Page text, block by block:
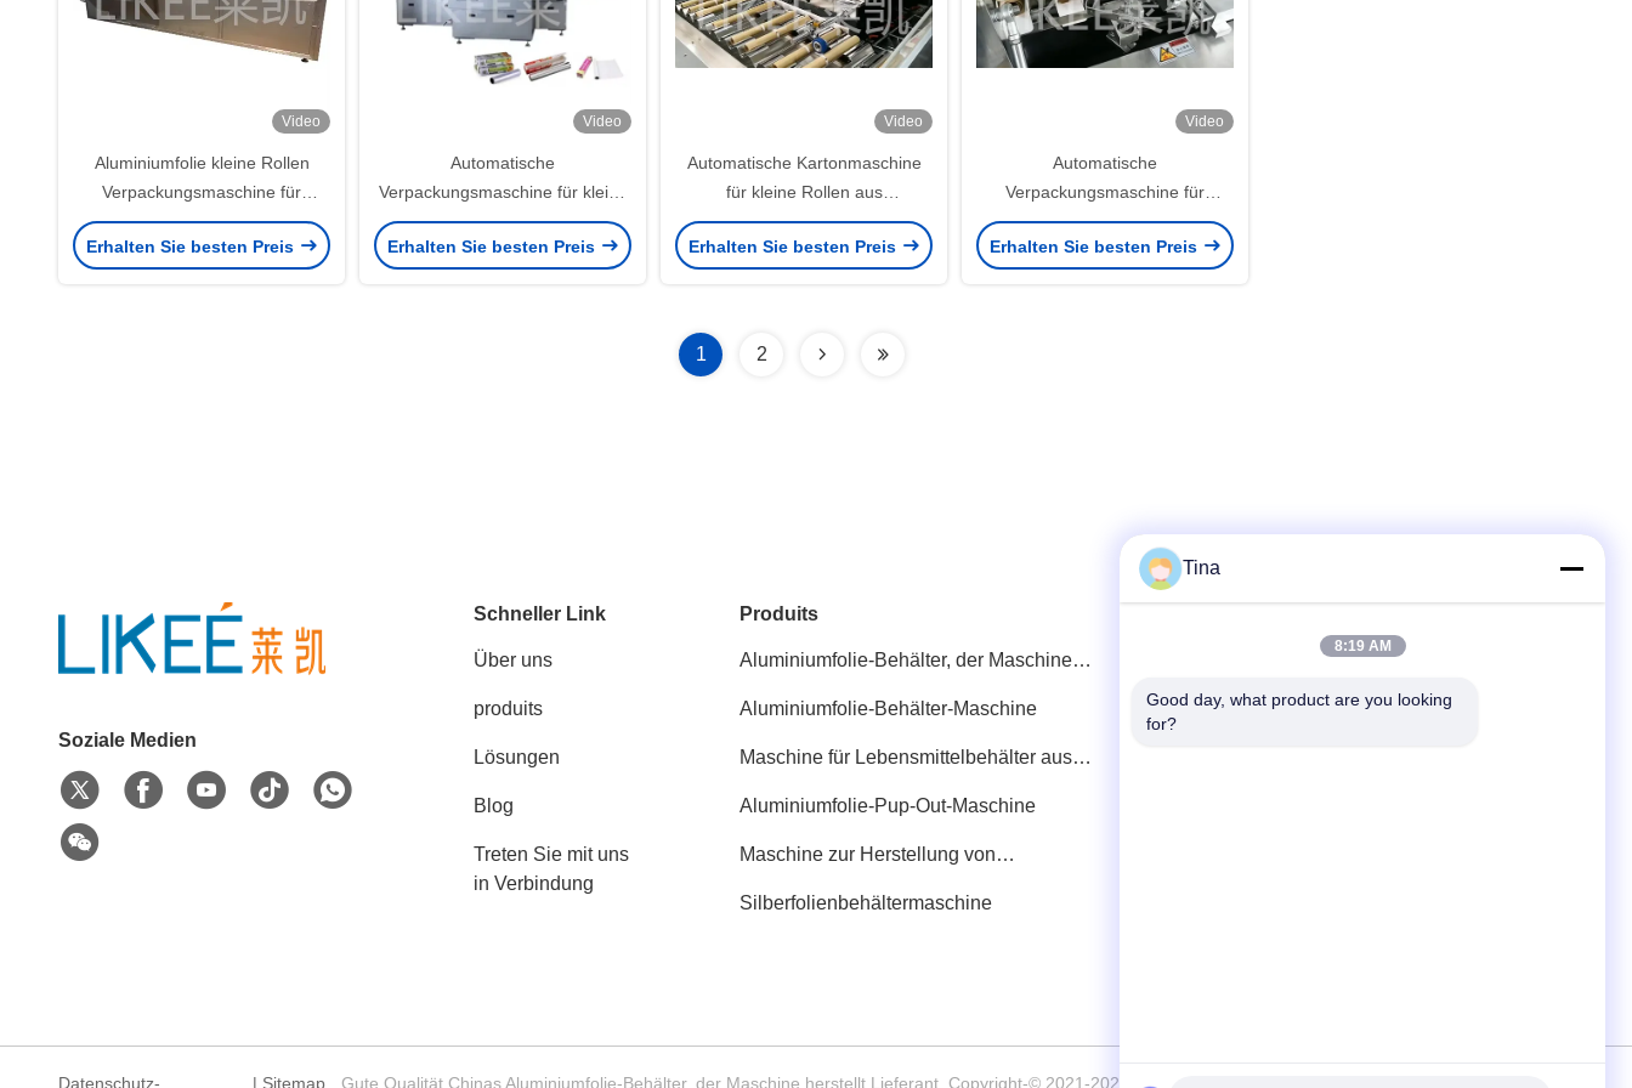
Video
Aluminiumfolie kleine Rollen
Verpackungsmaschine für
Weißkarton 60 Kisten/min
Erhalten Sie besten Preis
Video
Automatische
Verpackungsmaschine für kleine
Folien-Rollboxen für weißes
Karton mit einer Fläche von 360
Erhalten Sie besten Preis
Video
Automatische Kartonmaschine
für kleine Rollen aus
Aluminiumfolie
Erhalten Sie besten Preis
Video
Automatische
Verpackungsmaschine für
Aluminiumfolie und Karton für
400 g/m2 Weißkarton
Erhalten Sie besten Preis
1 2
Soziale Medien
Schneller Link
Über uns
produits
Lösungen
Blog
Treten Sie mit uns
in Verbindung
Produits
Aluminiumfolie-Behälter, der Maschine
Aluminiumfolie-Behälter-Maschine
Maschine für Lebensmittelbehälter aus
Aluminiumfolie-Pup-Out-Maschine
Maschine zur Herstellung von
Silberfolienbehältermaschine
86-021-57600070-86 18930097829
Datenschutz- | Sitemap Gute Qualität Chinas Aluminiumfolie-Behälter, der Maschine herstellt Lieferant. Copyright-© 2021-2026 SHANGHAI LIKEE MACHINERY MOULD CO.,LTD . Alle
Tina
8:19 AM
Good day, what product are you looking
for?